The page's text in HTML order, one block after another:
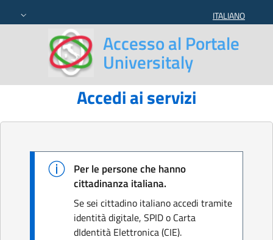
SELEZIONE
ITALIANO
Accesso al Portale
Universitaly
Accedi ai servizi
Per le persone che hanno
cittadinanza italiana.
Se sei cittadino italiano accedi tramite
identità digitale, SPID o Carta
dIdentità Elettronica (CIE).